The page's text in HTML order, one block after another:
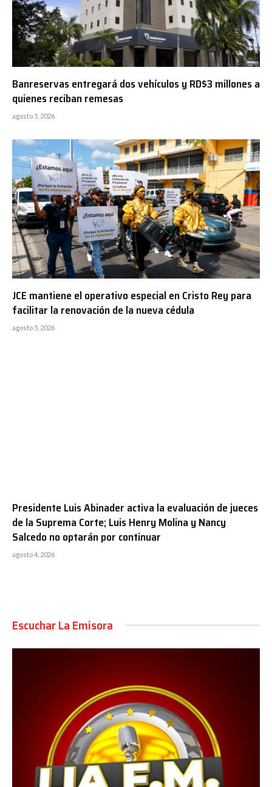
Banreservas entregará dos vehículos y RD$3 millones a
quienes reciban remesas
agosto 5, 2026
JCE mantiene el operativo especial en Cristo Rey para
facilitar la renovación de la nueva cédula
agosto 5, 2026
Presidente Luis Abinader activa la evaluación de jueces
de la Suprema Corte; Luis Henry Molina y Nancy
Salcedo no optarán por continuar
agosto 4, 2026
Escuchar La Emisora